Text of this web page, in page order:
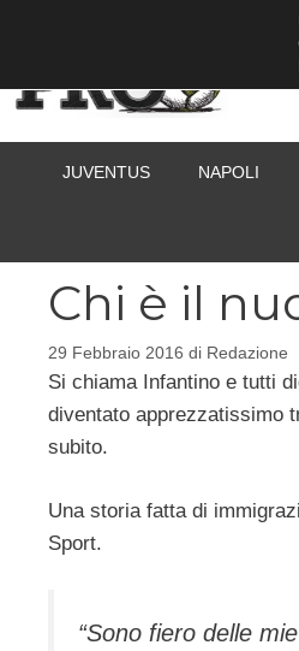
JUVENTUS NAPOLI
Chi è il
29 Febbraio 2016 di Redazione
Si chiama Infantino e tutti
diventato apprezzatissimo
subito.
Una storia fatta di
Sport.
“Sono fiero delle